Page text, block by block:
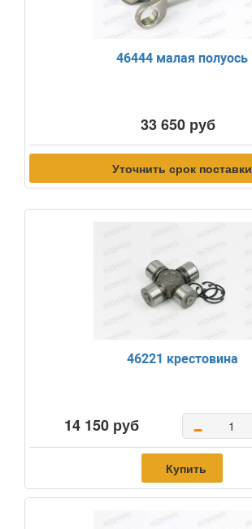
46444 малая полуось
33 650 руб
Уточнить срок поставки
46221 крестовина
14 150 руб -
Купить